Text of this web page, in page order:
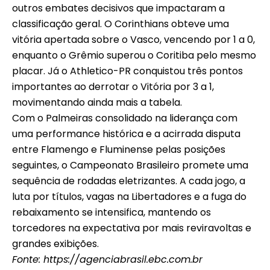
outros embates decisivos que impactaram a
classificação geral. O Corinthians obteve uma
vitória apertada sobre o Vasco, vencendo por 1 a 0,
enquanto o Grêmio superou o Coritiba pelo mesmo
placar. Já o Athletico-PR conquistou três pontos
importantes ao derrotar o Vitória por 3 a 1,
movimentando ainda mais a tabela.
Com o Palmeiras consolidado na liderança com
uma performance histórica e a acirrada disputa
entre Flamengo e Fluminense pelas posições
seguintes, o Campeonato Brasileiro promete uma
sequência de rodadas eletrizantes. A cada jogo, a
luta por títulos, vagas na Libertadores e a fuga do
rebaixamento se intensifica, mantendo os
torcedores na expectativa por mais reviravoltas e
grandes exibições.
Fonte: https://agenciabrasil.ebc.com.br